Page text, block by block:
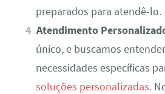
preparados para atendê-lo.
Atendimento
único, e buscamos
necessidades específicas
soluções personalizadas.